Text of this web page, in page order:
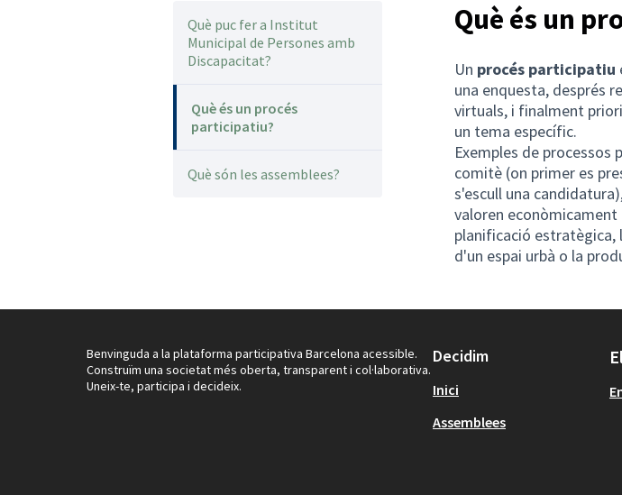
Què puc fer a Institut
Municipal de Persones amb
Discapacitat?
Què és un procés
participatiu?
Què són les assemblees?
Què és un
Un procés participatiu
una enquesta, després
virtuals, i finalment
un tema específic.
Exemples de processos
comitè (on primer es
s'escull una
valoren econòmicament
planificació estratègica,
d'un espai urbà o la
Benvinguda a la plataforma participativa Barcelona acessible.
Construïm una societat més oberta, transparent i col·laborativa.
Uneix-te, participa i decideix.
Decidim
Inici
Assemblees